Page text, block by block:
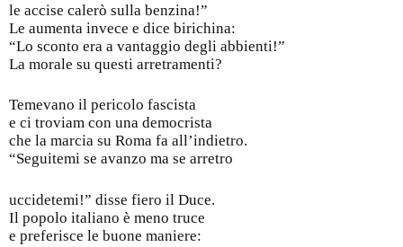
le accise calerò sulla benzina!”
Le aumenta invece e dice birichina:
“Lo sconto era a vantaggio degli abbienti!”
La morale su questi arretramenti?
Temevano il pericolo fascista
e ci troviam con una democrista
che la marcia su Roma fa all’indietro.
“Seguitemi se avanzo ma se arretro
uccidetemi!” disse fiero il Duce.
Il popolo italiano è meno truce
e preferisce le buone maniere: